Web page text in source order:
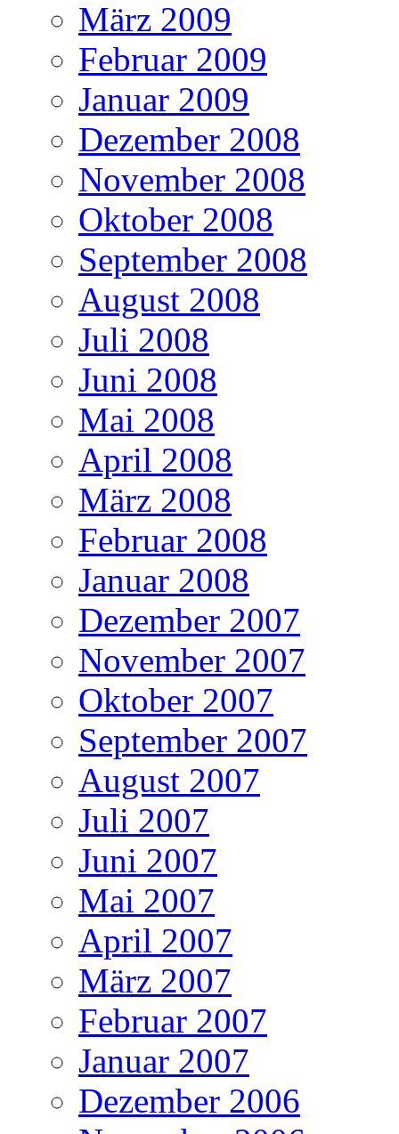
März 2009
Februar 2009
Januar 2009
Dezember 2008
November 2008
Oktober 2008
September 2008
August 2008
Juli 2008
Juni 2008
Mai 2008
April 2008
März 2008
Februar 2008
Januar 2008
Dezember 2007
November 2007
Oktober 2007
September 2007
August 2007
Juli 2007
Juni 2007
Mai 2007
April 2007
März 2007
Februar 2007
Januar 2007
Dezember 2006